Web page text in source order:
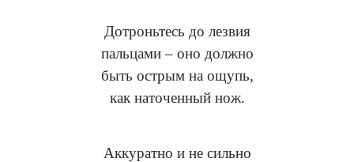
Дотроньтесь до лезвия
пальцами – оно должно
быть острым на ощупь,
как наточенный нож.
Аккуратно и не сильно